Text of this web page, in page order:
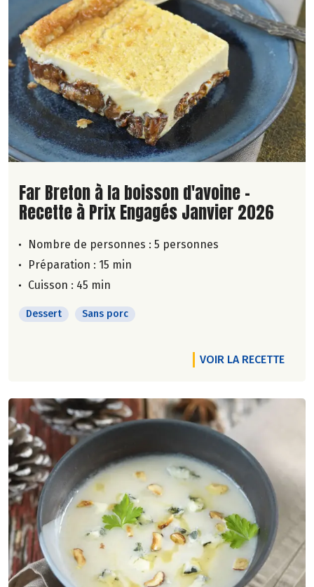
Lire la suite de la recette
Far Breton à la boisson d'avoine -
Recette à Prix Engagés Janvier 2026
Nombre de personnes : 5 personnes
Préparation : 15 min
Cuisson : 45 min
Dessert Sans porc
VOIR LA RECETTE